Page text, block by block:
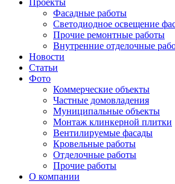
Проекты
Фасадные работы
Светодиодное освещение
Прочие ремонтные работы
Внутренние отделочные
Новости
Статьи
Фото
Коммерческие объекты
Частные домовладения
Муниципальные объекты
Монтаж клинкерной плитки
Вентилируемые фасады
Кровельные работы
Отделочные работы
Прочие работы
О компании